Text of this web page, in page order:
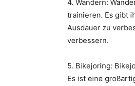
4. Wandern:
trainieren. Es gibt
Ausdauer zu
verbessern.
5. Bikejoring:
Es ist eine